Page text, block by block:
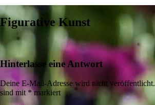
Figurative Kunst
Hinterlasse eine Antwort
Deine E-Mail-Adresse wird nicht veröffentlicht.
sind mit *markiert